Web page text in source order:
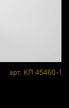
арт. KП 45460-1